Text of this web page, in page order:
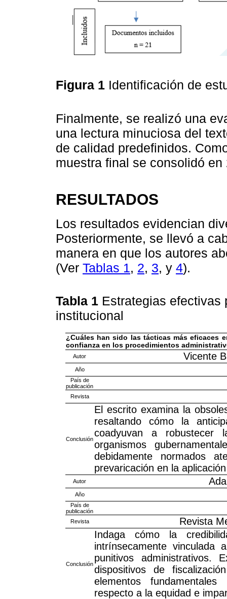
Figura 1 Identificación de
Finalmente, se realizó una
una lectura minuciosa del
de calidad predefinidos.
muestra final se consolidó
RESULTADOS
Los resultados evidencian
Posteriormente, se llevó a
manera en que los autores
(Ver Tablas 1, 2, 3, y 4).
Tabla 1 Estrategias efectivas
institucional
¿Cuáles han sido las tácticas más eficaces
confianza en los procedimientos
Autor Vicente
Año
País de
publicación
Revista
Conclusión
El escrito examina la
resaltando cómo la
coadyuvan a robustecer
organismos
debidamente normados
prevaricación en la
Autor
Año
País de
publicación
Revista
Revista
Conclusión
Indaga cómo la
intrínsecamente
punitivos administrativos.
dispositivos de
elementos
respecto a la equidad e